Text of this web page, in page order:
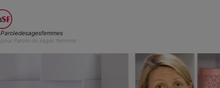
Paroledesagesfemmes
pour Parole de sages femmes